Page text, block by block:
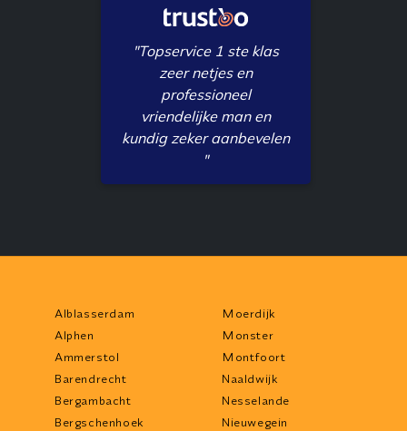
"Topservice 1 ste klas
zeer netjes en
professioneel
vriendelijke man en
kundig zeker aanbevelen
"
Alblasserdam
Alphen
Ammerstol
Barendrecht
Bergambacht
Bergschenhoek
Moerdijk
Monster
Montfoort
Naaldwijk
Nesselande
Nieuwegein